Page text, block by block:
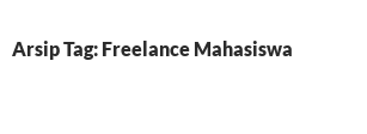
Arsip Tag: Freelance Mahasiswa